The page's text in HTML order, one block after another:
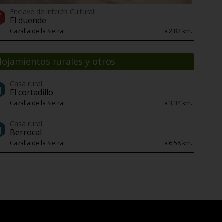
Enclave de interés Cultural
El duende
Cazalla de la Sierra a 2,82 km.
rurales y otros
Casa rural
El cortadillo
Cazalla de la Sierra a 3,34 km.
Casa rural
Berrocal
Cazalla de la Sierra a 6,58 km.